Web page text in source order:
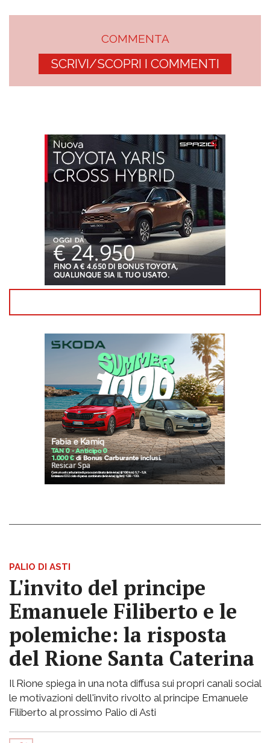
COMMENTA
SCRIVI/SCOPRI I COMMENTI
PALIO DI ASTI
L'invito del principe
Emanuele Filiberto e le
polemiche: la risposta
del Rione Santa Caterina
Il Rione spiega in una nota diffusa sui propri canali social
le motivazioni dell'invito rivolto al principe Emanuele
Filiberto al prossimo Palio di Asti